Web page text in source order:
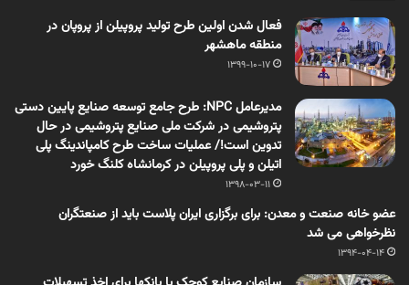
فعال شدن اولین طرح تولید پروپیلن از پروپان در
منطقه ماهشهر
1399-10-17
مدیرعامل NPC: طرح جامع توسعه صنایع پایین دستی
پتروشیمی در شرکت ملی صنایع پتروشیمی در حال
تدوین است!/ عملیات ساخت طرح کامپاندینگ پلی
اتیلن و پلی پروپیلن در کرمانشاه کلنگ خورد
1398-03-11
عضو خانه صنعت و معدن: برای برگزاری ایران پلاست باید از صنعتگران
نظرخواهی می شد
1394-04-14